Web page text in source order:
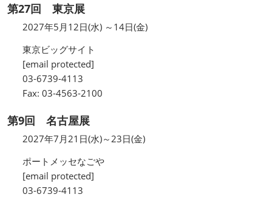
第27回 東京展
2027年5月12日(水) ～14日(金)
東京ビッグサイト
[email protected]
03-6739-4113
Fax: 03-4563-2100
第9回 名古屋展
2027年7月21日(水)～23日(金)
ポートメッセなごや
[email protected]
03-6739-4113